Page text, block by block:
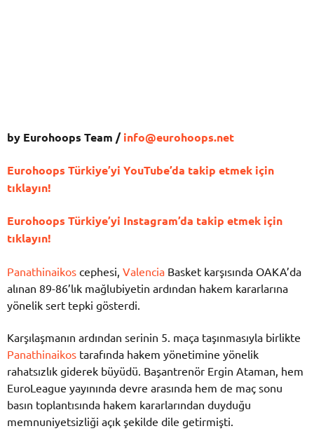
by Eurohoops Team /info@eurohoops.net
Eurohoops Türkiye’yi YouTube’da takip etmek için
tıklayın!
Eurohoops Türkiye’yi Instagram’da takip etmek için
tıklayın!
Panathinaikos cephesi, Valencia Basket karşısında OAKA’da
alınan 89-86’lık mağlubiyetin ardından hakem kararlarına
yönelik sert tepki gösterdi.
Karşılaşmanın ardından serinin 5. maça taşınmasıyla birlikte
Panathinaikos tarafında hakem yönetimine yönelik
rahatsızlık giderek büyüdü. Başantrenör Ergin Ataman , hem
EuroLeague yayınında devre arasında hem de maç sonu
basın toplantısında hakem kararlarından duyduğu
memnuniyetsizliği açık şekilde dile getirmişti.